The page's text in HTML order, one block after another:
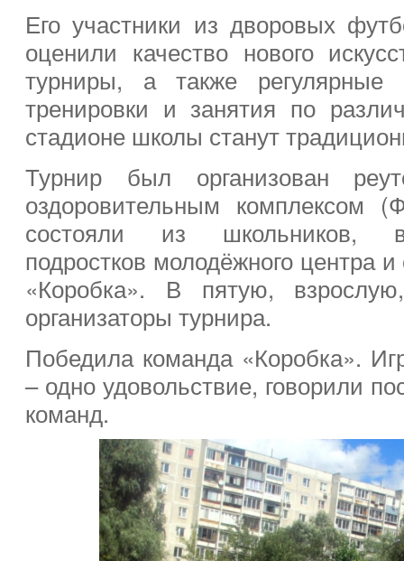
Его участники из дворовых
оценили качество нового
турниры, а также регулярные
тренировки и занятия по
стадионе школы станут
Турнир был организован
оздоровительным комплексом
состояли из школьников,
подростков молодёжного центра
«Коробка». В пятую,
организаторы турнира.
Победила команда «Коробка».
– одно удовольствие, говорили
команд.